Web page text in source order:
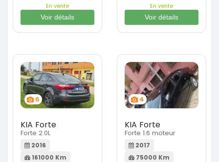
En vente
Voir détails
En vente
Voir détails
6
KIA Forte
Forte 2.0L
2016
161000 Km
4
KIA Forte
Forte 1.6 moteur
2017
75000 Km